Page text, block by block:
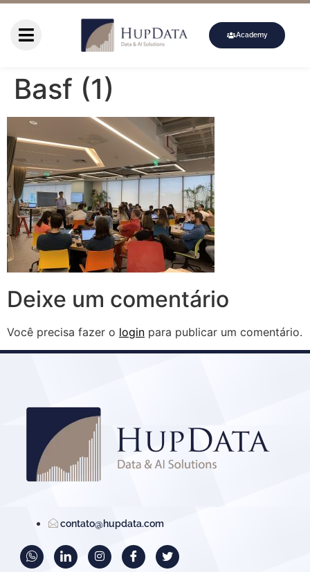
Academy
Basf (1)
Deixe um comentário
Você precisa fazer o login para publicar um comentário.
contato@hupdata.com